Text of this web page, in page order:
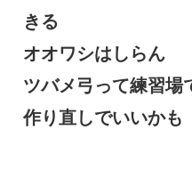
きる
オオワシはしらん
ツバメ弓って練習場
作り直しでいいかも